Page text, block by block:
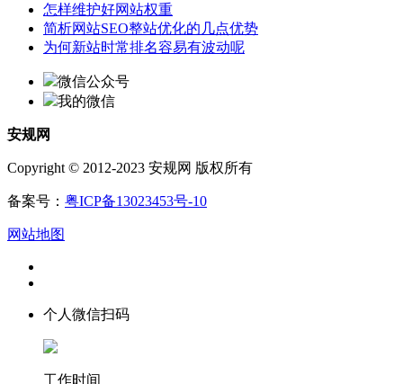
怎样维护好网站权重
简析网站SEO整站优化的几点优势
为何新站时常排名容易有波动呢
微信公众号
我的微信
安规网
Copyright © 2012-2023 安规网 版权所有
备案号： 粤ICP备13023453号-10
网站地图
个人微信扫码
工作时间